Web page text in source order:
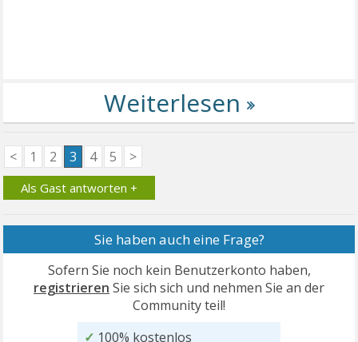
< 1 2 3 4 5 >
Als Gast antworten +
Sie haben auch eine Frage?
Sofern Sie noch kein Benutzerkonto haben,
registrieren Sie sich sich und nehmen Sie an der
Community teil!
✓ 100% kostenlos